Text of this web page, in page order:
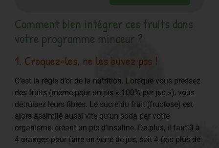
Comment bien intégrer ces fruits dans
votre programme minceur ?
1. Croquez-les, ne les buvez pas !
C’est la règle d’or de la nutrition. Lorsque vous pressez
des fruits (même pour un jus « 100% pur jus »), vous
détruisez leurs fibres. Le sucre du fruit (fructose) est
alors assimilé aussi vite qu’un soda par votre
organisme, créant un pic d’insuline. De plus, il faut 3 à
4 oranges pour faire un verre de jus, soit 4 fois plus de